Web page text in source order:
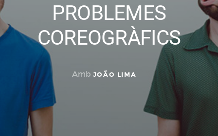
PROBLEMES
COREOGRÀFICS
Amb JOÃO LIMA